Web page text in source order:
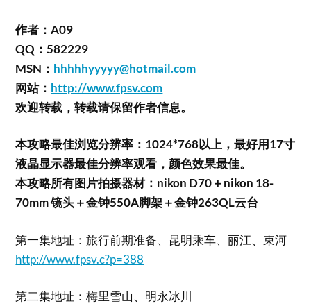
作者：A09
QQ：582229
MSN： hhhhhyyyyy@hotmail.com
网站： http://www.fpsv.com
欢迎转载，转载请保留作者信息。
本攻略最佳浏览分辨率：1024*768以上，最好用17寸
液晶显示器最佳分辨率观看，颜色效果最佳。
本攻略所有图片拍摄器材：nikon D70＋nikon 18-
70mm 镜头＋金钟550A脚架＋金钟263QL云台
第一集地址：旅行前期准备、昆明乘车、丽江、束河
http://www.fpsv.c?p=388
第二集地址：梅里雪山、明永冰川